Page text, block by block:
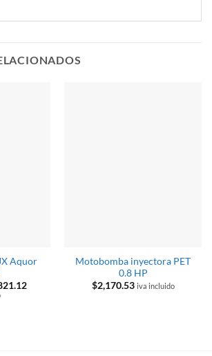
Aquor
El
Motobomba inyectora PET
0.8 HP
$2,170.53 iva incluido